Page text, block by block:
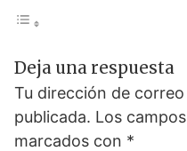
Deja una respuesta
Tu dirección de
publicada. Los
marcados con *